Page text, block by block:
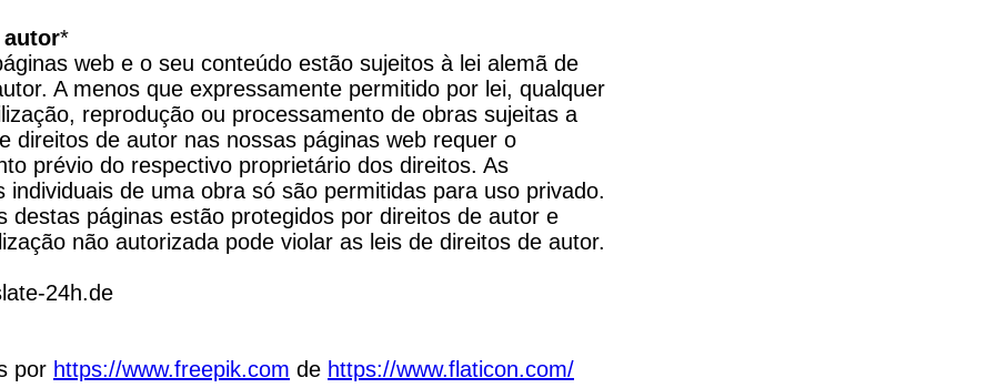
*
web e o seu conteúdo estão sujeitos à lei alemã de
A menos que expressamente permitido por lei, qualquer
reprodução ou processamento de obras sujeitas a
direitos de autor nas nossas páginas web requer o
prévio do respectivo proprietário dos direitos. As
individuais de uma obra só são permitidas para uso privado.
destas páginas estão protegidos por direitos de autor e
não autorizada pode violar as leis de direitos de autor.
24h.de
por https://www.freepik.com de https://www.flaticon.com/